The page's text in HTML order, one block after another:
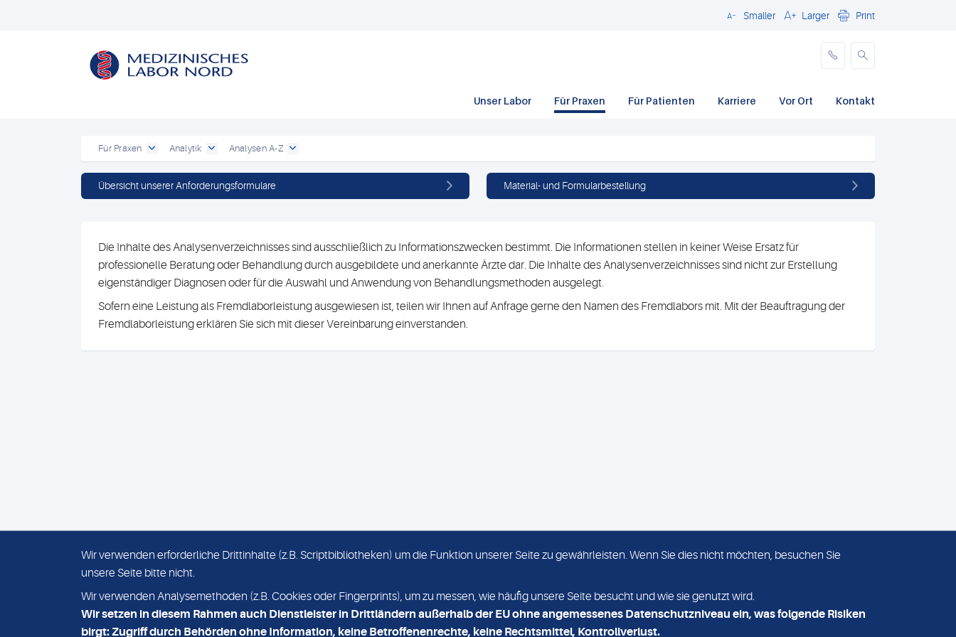
SchließenSmaller Larger Print
Unser Labor Für Praxen Für Patienten Karriere Vor Ort Kontakt
Für Praxen Analytik Analysen A-Z
Übersicht unserer Anforderungsformulare Material- und Formularbestellung
Die Inhalte des Analysenverzeichnisses sind ausschließlich zu Informationszwecken bestimmt. Die Informationen stellen in keiner Weise Ersatz für
professionelle Beratung oder Behandlung durch ausgebildete und anerkannte Ärzte dar. Die Inhalte des Analysenverzeichnisses sind nicht zur Erstellung
eigenständiger Diagnosen oder für die Auswahl und Anwendung von Behandlungsmethoden ausgelegt.
Sofern eine Leistung als Fremdlaborleistung ausgewiesen ist, teilen wir Ihnen auf Anfrage gerne den Namen des Fremdlabors mit. Mit der Beauftragung der
Fremdlaborleistung erklären Sie sich mit dieser Vereinbarung einverstanden.
IMPRESSUM
MVZ Medizinisches Labor
Nord MLN GmbH
Wir verwenden erforderliche Drittinhalte (z.B. Scriptbibliotheken) um die Funktion unserer Seite zu gewährleisten. Wenn Sie dies nicht möchten, besuchen Sie
unsere Seite bitte nicht.
Wir verwenden Analysemethoden (z.B. Cookies oder Fingerprints), um zu messen, wie häufig unsere Seite besucht und wie sie genutzt wird.
Wir setzen in diesem Rahmen auch Dienstleister in Drittländern außerhalb der EU ohne angemessenes Datenschutzniveau ein, was folgende Risiken
birgt: Zugriff durch Behörden ohne Information, keine Betroffenenrechte, keine Rechtsmittel, Kontrollverlust.